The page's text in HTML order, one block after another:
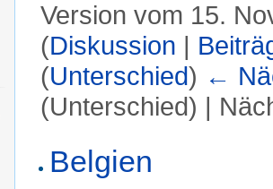
Version vom 15.
(Diskussion |
(Unterschied) ←
(Unterschied) |
Belgien